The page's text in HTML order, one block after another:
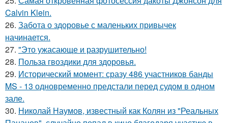
Calvin Klein.
26. Забота о здоровье с маленьких привычек
начинается.
27. "Это ужасающе и разрушительно!
28. Польза гвоздики для здоровья.
29. Исторический момент: сразу 486 участников банды
MS - 13 одновременно предстали перед судом в одном
зале.
30. Николай Наумов, известный как Колян из "Реальных